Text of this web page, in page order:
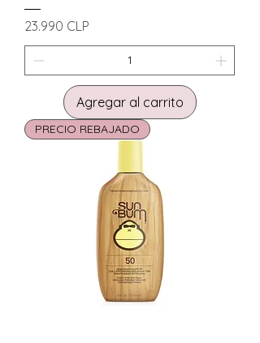
Precio
23.990 CLP
Agregar al carrito
PRECIO REBAJADO